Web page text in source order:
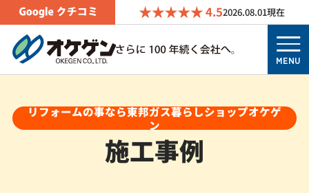
4.52026.08.01現在
MENU
リフォームの事なら東邦ガス暮らしショップオケゲ
ン
施工事例